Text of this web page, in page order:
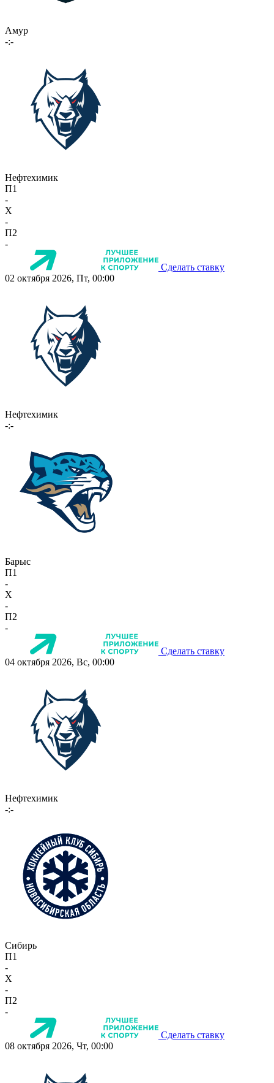
Амур
-:-
Нефтехимик
П1
-
X
-
П2
-
Сделать ставку
02 октября 2026, Пт, 00:00
Нефтехимик
-:-
Барыс
П1
-
X
-
П2
-
Сделать ставку
04 октября 2026, Вс, 00:00
Нефтехимик
-:-
Сибирь
П1
-
X
-
П2
-
Сделать ставку
08 октября 2026, Чт, 00:00